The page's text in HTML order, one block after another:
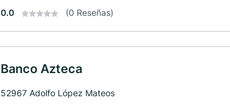
0.0 (0 Reseñas)
Banco Azteca
52967 Adolfo López Mateos